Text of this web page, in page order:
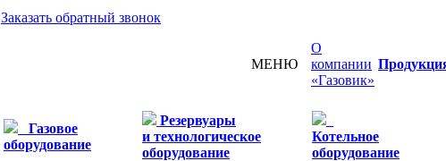
Заказать обратный звонок
МЕНЮ
О
компании
«Газовик»
Газовое
оборудование
Резервуары
и технологическое
оборудование
Котельное
оборудование